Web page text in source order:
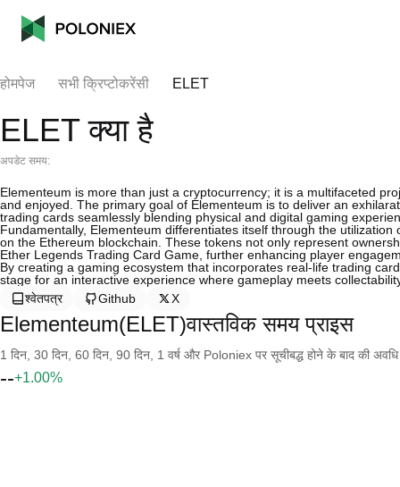
होमपेज सभी क्रिप्टोकरेंसी ELET
ELET क्या है
अपडेट समय:
Elementeum is more than just a cryptocurrency; it is a multifaceted
and enjoyed. The primary goal of Elementeum is to deliver an
trading cards seamlessly blending physical and digital gaming
Fundamentally, Elementeum differentiates itself through the
on the Ethereum blockchain. These tokens not only represent
Ether Legends Trading Card Game, further enhancing player
By creating a gaming ecosystem that incorporates real-life trading
stage for an interactive experience where gameplay meets
श्वेतपत्र
Github X
Elementeum(ELET)वास्तविक समय प्राइस
1 दिन, 30 दिन, 60 दिन, 90 दिन, 1 वर्ष और Poloniex पर सूचीबद्ध होने के बाद की
--+1.00%